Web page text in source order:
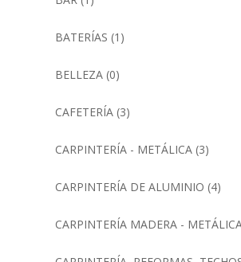
BATERÍAS (1)
BELLEZA(0)
CAFETERÍA(3)
CARPINTERÍA - METÁLICA(3)
CARPINTERÍA DE ALUMINIO (4)
CARPINTERÍA MADERA -